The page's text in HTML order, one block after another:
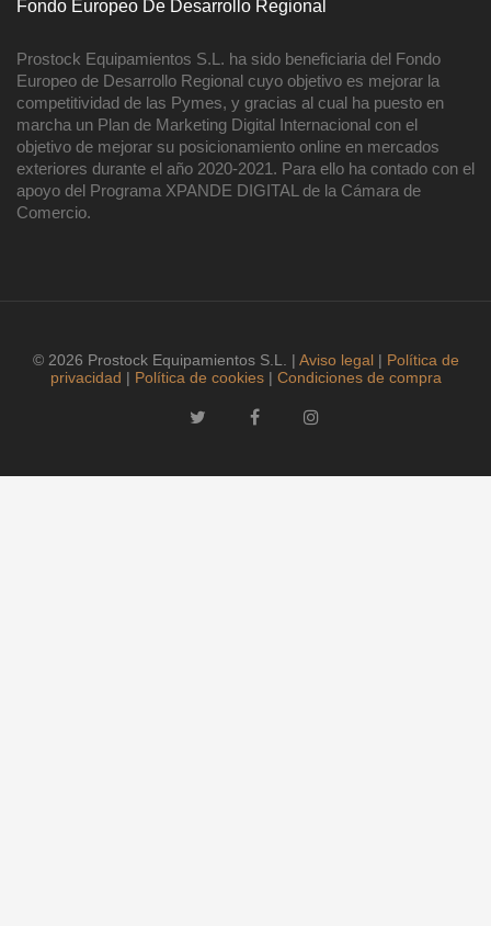
Fondo Europeo De Desarrollo Regional
Prostock Equipamientos S.L. ha sido beneficiaria del Fondo
Europeo de Desarrollo Regional cuyo objetivo es mejorar la
competitividad de las Pymes, y gracias al cual ha puesto en
marcha un Plan de Marketing Digital Internacional con el
objetivo de mejorar su posicionamiento online en mercados
exteriores durante el año 2020-2021. Para ello ha contado con el
apoyo del Programa XPANDE DIGITAL de la Cámara de
Comercio.
© 2026 Prostock Equipamientos S.L. | Aviso legal| Política de
privacidad | Política de cookies| Condiciones de compra